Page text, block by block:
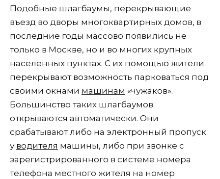
Подобные шлагбаумы, перекрывающие
въезд во дворы многоквартирных домов, в
последние годы массово появились не
только в Москве, но и во многих крупных
населенных пунктах. С их помощью жители
перекрывают возможность парковаться под
своими окнами машинам «чужаков».
Большинство таких шлагбаумов
открываются автоматически. Они
срабатывают либо на электронный пропуск
у водителя машины, либо при звонке с
зарегистрированного в системе номера
телефона местного жителя на номер